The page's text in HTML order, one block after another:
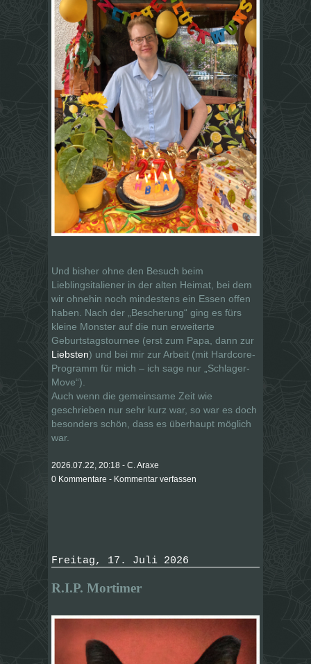
Und bisher ohne den Besuch beim
Lieblingsitaliener in der alten Heimat, bei dem
wir ohnehin noch mindestens ein Essen offen
haben. Nach der „Bescherung“ ging es fürs
kleine Monster auf die nun erweiterte
Geburtstagstournee (erst zum Papa, dann zur
Liebsten) und bei mir zur Arbeit (mit Hardcore-
Programm für mich – ich sage nur „Schlager-
Move“).
Auch wenn die gemeinsame Zeit wie
geschrieben nur sehr kurz war, so war es doch
besonders schön, dass es überhaupt möglich
war.
2026.07.22, 20:18 - C. Araxe
0 Kommentare - Kommentar verfassen
Freitag, 17. Juli 2026
R.I.P. Mortimer